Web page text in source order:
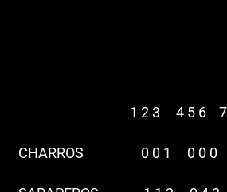
1 2 3 4 5 6 7 8
CHARROS 0 0 1 0 0